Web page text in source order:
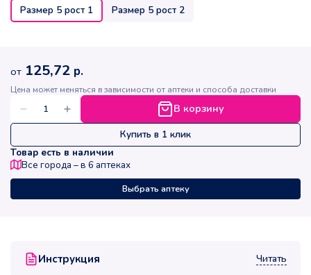
Размер 5 рост 1
Размер 5 рост 2
Инструкция Читать
от 125,72 р.
Цена может меняться в зависимости от аптеки и способа доставки
В корзину
Купить в 1 клик
Товар есть в наличии
Все города – в 6 аптеках
Выбрать аптеку